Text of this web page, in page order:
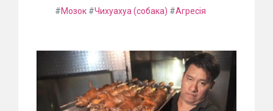
#Мозок #Чихуахуа (собака) #Агресія